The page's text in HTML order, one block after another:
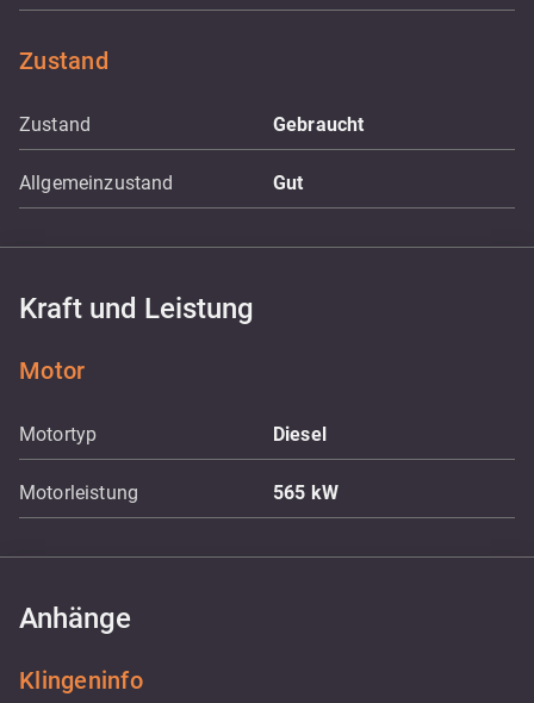
Zustand
Zustand Gebraucht
Allgemeinzustand Gut
Kraft und Leistung
Motor
Motortyp Diesel
Motorleistung 565 kW
Anhänge
Klingeninfo